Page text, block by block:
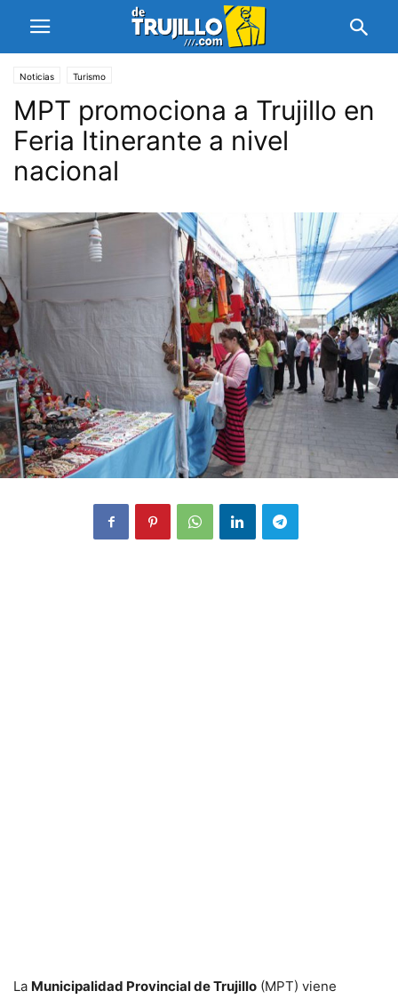
Noticias Turismo
MPT promociona a Trujillo en
Feria Itinerante a nivel
nacional
La Municipalidad Provincial de Trujillo (MPT) viene